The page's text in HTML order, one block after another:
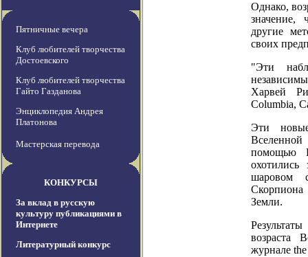
Пятничные вечера
Клуб любителей творчества
Достоевского
Клуб любителей творчества
Гайто Газданова
Энциклопедия Андрея
Платонова
Мастерская перевода
КОНКУРСЫ
За вклад в русскую
культуру публикациями в
Интернете
Литературный конкурс
Однако,
значение,
другие
своих
"Эти
Харвей
Columbia,
Эти
помощью
шаровом
Скорпиона
Земли.
возраста
журнале